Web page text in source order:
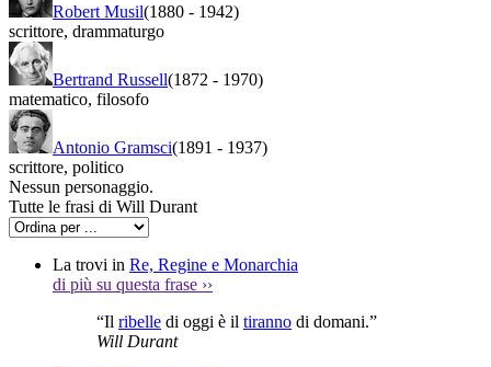
Robert Musil(1880 - 1942)
scrittore, drammaturgo
Bertrand Russell(1872 - 1970)
matematico, filosofo
Antonio Gramsci(1891 - 1937)
scrittore, politico
Nessun personaggio.
Tutte le frasi di Will Durant
La trovi in Re, Regine e Monarchia
di più su questa frase ››
“Il ribelle di oggi è il tiranno di domani.”
Will Durant